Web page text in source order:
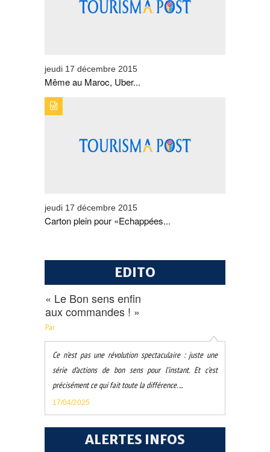
jeudi 17 décembre 2015
Même au Maroc, Uber...
jeudi 17 décembre 2015
Carton plein pour «Echappées...
EDITO
« Le Bon sens enfin
aux commandes ! »
Par
Ce n’est pas une révolution spectaculaire : juste une
série d’actions de bon sens pour l’instant. Et c’est
précisément ce qui fait toute la différence. ...
17/04/2025
ALERTES INFOS